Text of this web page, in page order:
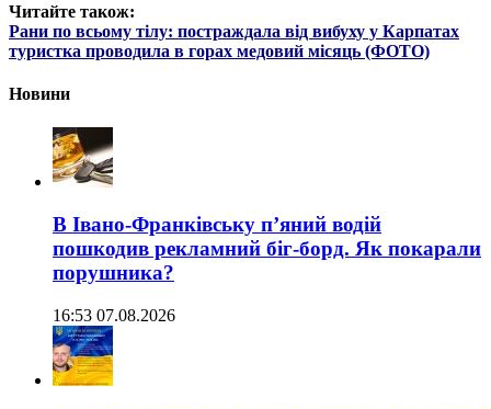
Читайте також:
Рани по всьому тілу: постраждала від вибуху у Карпатах
туристка проводила в горах медовий місяць (ФОТО)
Новини
В Івано-Франківську п’яний водій
пошкодив рекламний біг-борд. Як покарали
порушника?
16:53 07.08.2026